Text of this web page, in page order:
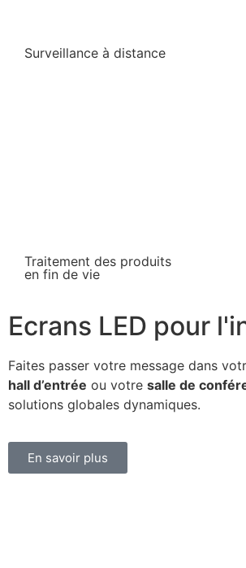
Surveillance à distance
Traitement des produits
en fin de vie
Ecrans LED pour
Faites passer votre message dans
hall d’entrée ou votre salle de
solutions globales dynamiques.
En savoir plus